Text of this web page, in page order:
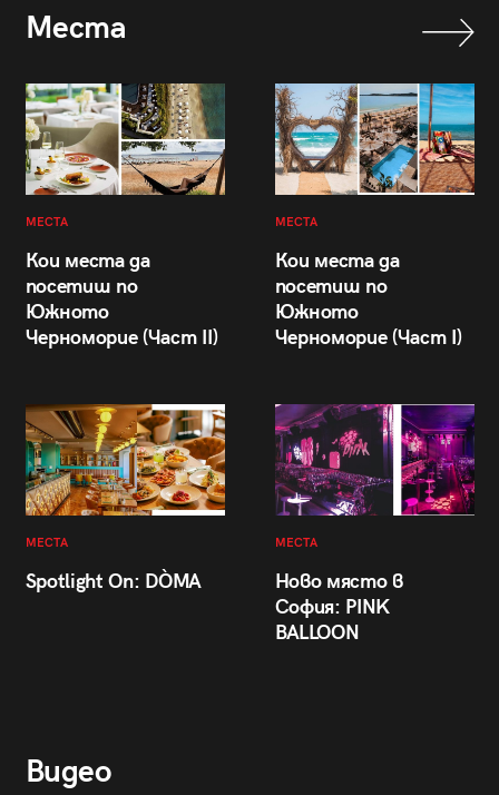
Места
МЕСТА
Кои места да
посетиш по
Южното
Черноморие (Част II)
МЕСТА
Кои места да
посетиш по
Южното
Черноморие (Част I)
МЕСТА
Spotlight On: DÒMA
МЕСТА
Ново място в
София: PINK
BALLOON
Видео